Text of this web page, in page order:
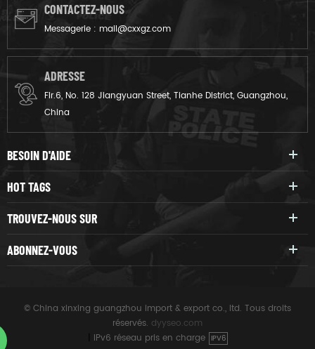
CONTACTEZ-NOUS
Messagerie : mail@cxxgz.com
ADRESSE
Flr.6, No. 128 Jiangyuan Street, Tianhe District, Guangzhou,
China
BESOIN D'AIDE
HOT TAGS
TROUVEZ-NOUS SUR
ABONNEZ-VOUS
© China xinxing guangzhou import & export co., ltd. Tous droits
réservés. dyyseo.com
IPv6 réseau pris en charge IPV6